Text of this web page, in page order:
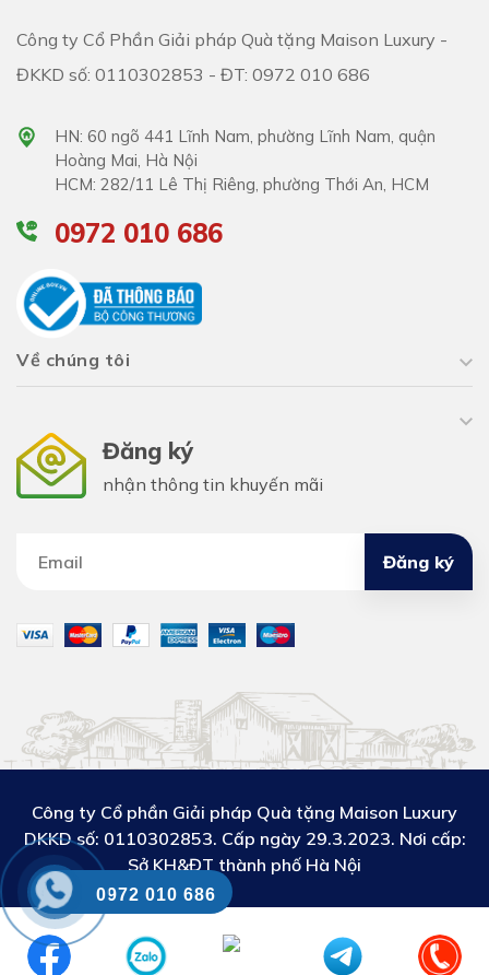
Công ty Cổ Phần Giải pháp Quà tặng Maison Luxury -
ĐKKD số: 0110302853 - ĐT: 0972 010 686
HN: 60 ngõ 441 Lĩnh Nam, phường Lĩnh Nam, quận
Hoàng Mai, Hà Nội
HCM: 282/11 Lê Thị Riêng, phường Thới An, HCM
0972 010 686
Về chúng tôi
Đăng ký
nhận thông tin khuyến mãi
Đăng ký
Công ty Cổ phần Giải pháp Quà tặng Maison Luxury
DKKD số: 0110302853. Cấp ngày 29.3.2023. Nơi cấp:
Sở KH&ĐT thành phố Hà Nội
0972 010 686